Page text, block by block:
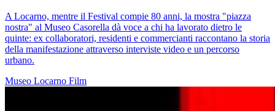
A Locarno, mentre il Festival compie 80 anni, la mostra "piazza
nostra" al Museo Casorella dà voce a chi ha lavorato dietro le
quinte: ex collaboratori, residenti e commercianti raccontano la storia
della manifestazione attraverso interviste video e un percorso
urbano.
Museo Locarno Film